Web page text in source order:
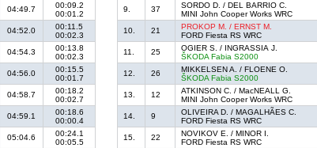
04:49.7
00:09.2
00:01.2
04:52.0
00:11.5
00:02.3
04:54.3
00:13.8
00:02.3
04:56.0
00:15.5
00:01.7
04:58.7
00:18.2
00:02.7
04:59.1
00:18.6
00:00.4
05:04.6
00:24.1
00:05.5
9.
37
SORDO D. / DEL BARRIO C.
MINI John Cooper Works WRC
10.
21
PROKOP M. / ERNST M.
FORD Fiesta RS WRC
11.
25
OGIER S. / INGRASSIA J.
ŠKODA Fabia S2000
12.
26
MIKKELSEN A. / FLOENE O.
ŠKODA Fabia S2000
13.
12
ATKINSON C. / MacNEALL G.
MINI John Cooper Works WRC
14.
9
OLIVEIRA D. / MAGALHÃES C.
FORD Fiesta RS WRC
15.
22
NOVIKOV E. / MINOR I.
FORD Fiesta RS WRC